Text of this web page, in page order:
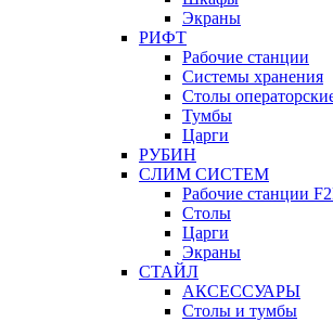
Экраны
РИФТ
Рабочие станции
Системы хранения
Столы
Тумбы
Царги
РУБИН
СЛИМ СИСТЕМ
Рабочие станции
Столы
Царги
Экраны
СТАЙЛ
АКСЕССУАРЫ
Столы и тумбы